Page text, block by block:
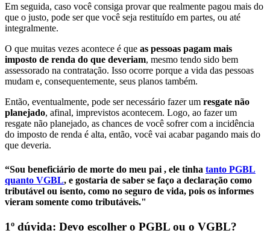
Em seguida, caso você consiga provar que realmente pagou mais do
que o justo, pode ser que você seja restituído em partes, ou até
integralmente.
O que muitas vezes acontece é que as pessoas pagam mais
imposto de renda do que deveriam, mesmo tendo sido bem
assessorado na contratação. Isso ocorre porque a vida das pessoas
mudam e, consequentemente, seus planos também.
Então, eventualmente, pode ser necessário fazer um resgate não
planejado, afinal, imprevistos acontecem. Logo, ao fazer um
resgate não planejado, as chances de você sofrer com a incidência
do imposto de renda é alta, então, você vai acabar pagando mais do
que deveria.
“Sou beneficiário de morte do meu pai , ele tinha tanto PGBL
quanto VGBL, e gostaria de saber se faço a declaração como
tributável ou isento, como no seguro de vida, pois os informes
vieram somente como tributáveis."
1º dúvida: Devo escolher o PGBL ou o VGBL?